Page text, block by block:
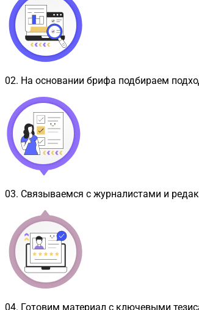
02. На основании брифа подбираем
03. Связываемся с журналистами и
04. Готовим материал с ключевыми